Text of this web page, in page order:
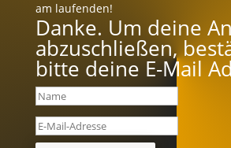
am laufenden!
Danke. Um deine
abzuschließen,
bitte deine E-Mail